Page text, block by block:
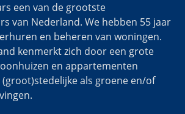
een van de grootste
van Nederland. We hebben 55 jaar
en beheren van woningen.
kenmerkt zich door een grote
en appartementen
(groot)stedelijke als groene en/of